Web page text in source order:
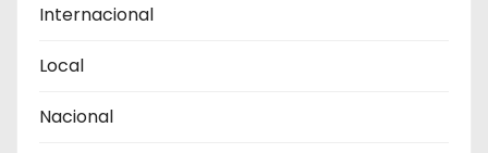
Internacional
Local
Nacional